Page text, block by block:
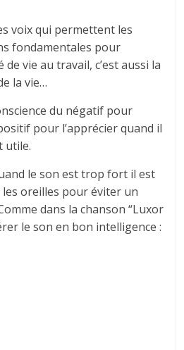
voix qui permettent les
fondamentales pour
vie au travail, c’est aussi la
la vie…
du négatif pour
pour l’apprécier quand il
utile.
le son est trop fort il est
oreilles pour éviter un
dans la chanson “Luxor
le son en bon intelligence :